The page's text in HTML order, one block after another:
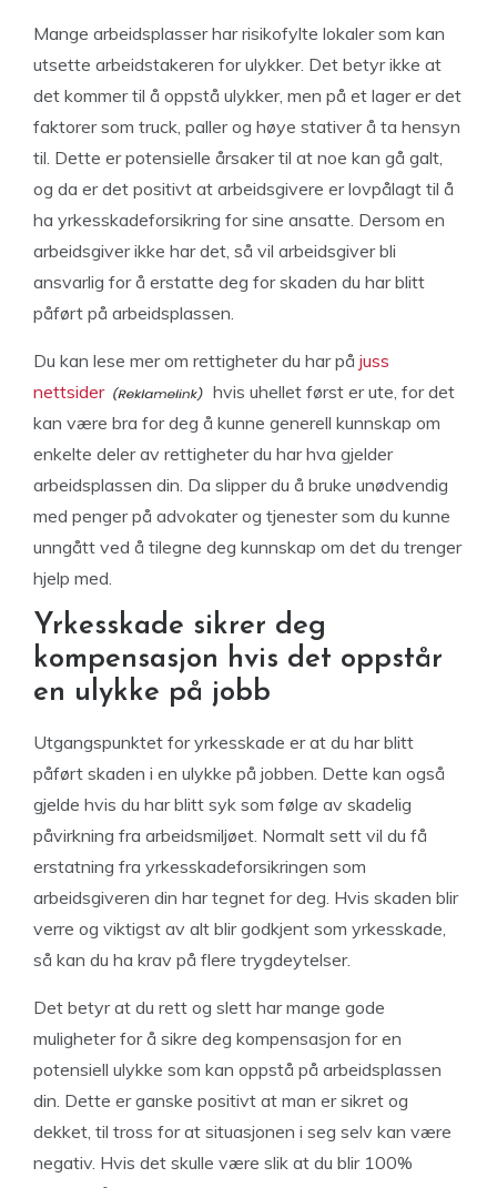
Mange arbeidsplasser har risikofylte lokaler som kan
utsette arbeidstakeren for ulykker. Det betyr ikke at
det kommer til å oppstå ulykker, men på et lager er det
faktorer som truck, paller og høye stativer å ta hensyn
til. Dette er potensielle årsaker til at noe kan gå galt,
og da er det positivt at arbeidsgivere er lovpålagt til å
ha yrkesskadeforsikring for sine ansatte. Dersom en
arbeidsgiver ikke har det, så vil arbeidsgiver bli
ansvarlig for å erstatte deg for skaden du har blitt
påført på arbeidsplassen.
Du kan lese mer om rettigheter du har på juss
nettsider
hvis uhellet først er ute, for det
kan være bra for deg å kunne generell kunnskap om
enkelte deler av rettigheter du har hva gjelder
arbeidsplassen din. Da slipper du å bruke unødvendig
med penger på advokater og tjenester som du kunne
unngått ved å tilegne deg kunnskap om det du trenger
hjelp med.
Yrkesskade sikrer deg
kompensasjon hvis det oppstår
en ulykke på jobb
Utgangspunktet for yrkesskade er at du har blitt
påført skaden i en ulykke på jobben. Dette kan også
gjelde hvis du har blitt syk som følge av skadelig
påvirkning fra arbeidsmiljøet. Normalt sett vil du få
erstatning fra yrkesskadeforsikringen som
arbeidsgiveren din har tegnet for deg. Hvis skaden blir
verre og viktigst av alt blir godkjent som yrkesskade,
så kan du ha krav på flere trygdeytelser.
Det betyr at du rett og slett har mange gode
muligheter for å sikre deg kompensasjon for en
potensiell ulykke som kan oppstå på arbeidsplassen
din. Dette er ganske positivt at man er sikret og
dekket, til tross for at situasjonen i seg selv kan være
negativ. Hvis det skulle være slik at du blir 100%